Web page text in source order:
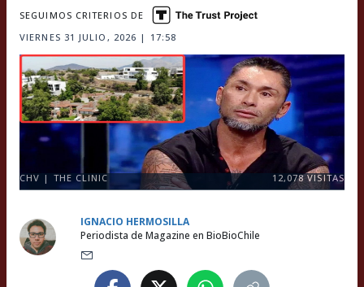
VIERNES 31 JULIO, 2026 | 17:58
SEGUIMOS CRITERIOS DE
CHV | THE CLINIC 12,078VISITAS
IGNACIO HERMOSILLA
Periodista de Magazine en BioBioChile